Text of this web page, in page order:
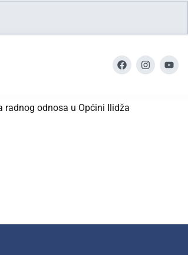
radnog odnosa u Općini Ilidža